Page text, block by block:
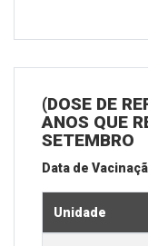
(DOSE DE
ANOS QUE
SETEMBRO
Data de
Unidade